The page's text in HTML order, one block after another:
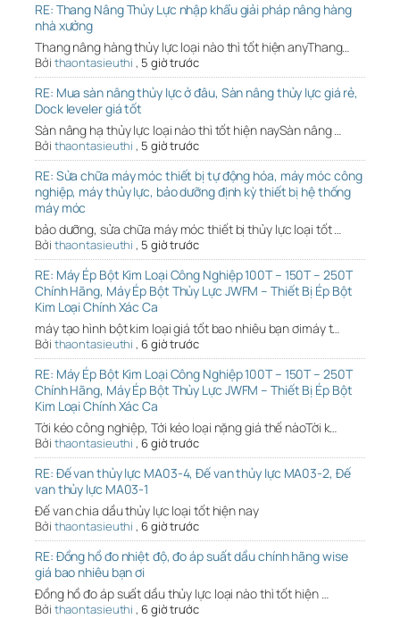
RE: Thang Nâng Thủy Lực nhập khẩu giải pháp nâng hàng
nhà xưởng
Thang nâng hàng thủy lực loại nào thì tốt hiện anyThang…
Bởi thaontasieuthi , 5 giờ trước
RE: Mua sàn nâng thủy lực ở đâu, Sàn nâng thủy lực giá rẻ,
Dock leveler giá tốt
Sàn nâng hạ thủy lực loại nào thì tốt hiện naySàn nâng …
Bởi thaontasieuthi , 5 giờ trước
RE: Sửa chữa máy móc thiết bị tự động hóa, máy móc công
nghiệp, máy thủy lực, bảo dưỡng định kỳ thiết bị hệ thống
máy móc
bảo dưỡng, sửa chữa máy móc thiết bị thủy lực loại tốt …
Bởi thaontasieuthi , 5 giờ trước
RE: Máy Ép Bột Kim Loại Công Nghiệp 100T – 150T – 250T
Chính Hãng, Máy Ép Bột Thủy Lực JWFM – Thiết Bị Ép Bột
Kim Loại Chính Xác Ca
máy tạo hình bột kim loại giá tốt bao nhiêu bạn ơimáy t…
Bởi thaontasieuthi , 6 giờ trước
RE: Máy Ép Bột Kim Loại Công Nghiệp 100T – 150T – 250T
Chính Hãng, Máy Ép Bột Thủy Lực JWFM – Thiết Bị Ép Bột
Kim Loại Chính Xác Ca
Tời kéo công nghiệp, Tới kéo loại nặng giá thế nàoTời k…
Bởi thaontasieuthi , 6 giờ trước
RE: Đế van thủy lực MA03-4, Đế van thủy lực MA03-2, Đế
van thủy lực MA03-1
Đế van chia dầu thủy lực loại tốt hiện nay
Bởi thaontasieuthi , 6 giờ trước
RE: Đồng hồ đo nhiệt độ, đo áp suất dầu chính hãng wise
giá bao nhiêu bạn ơi
Đồng hồ đo áp suất dầu thủy lực loại nào thì tốt hiện …
Bởi thaontasieuthi , 6 giờ trước